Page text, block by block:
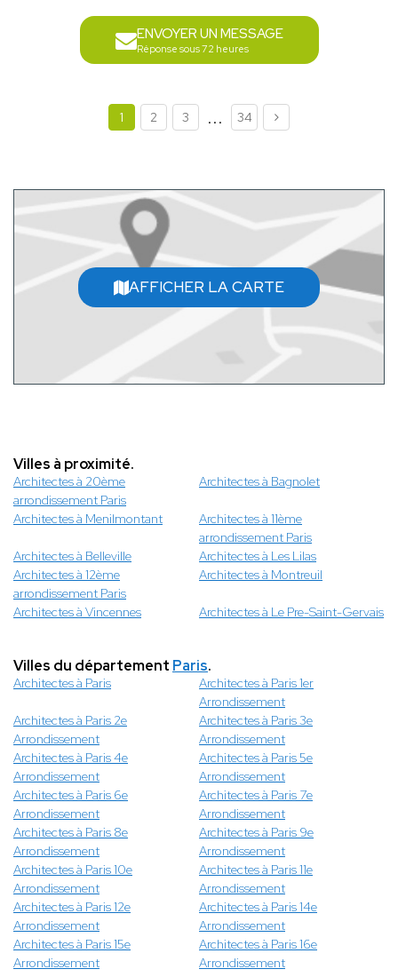
ENVOYER UN MESSAGE
Réponse sous 72 heures
1 2 3 ... 34
AFFICHER LA CARTE
Villes à proximité.
Architectes à 20ème
arrondissement Paris
Architectes à Bagnolet
Architectes à Menilmontant
Architectes à 11ème
arrondissement Paris
Architectes à Belleville
Architectes à Les Lilas
Architectes à 12ème
arrondissement Paris
Architectes à Montreuil
Architectes à Vincennes Architectes à Le Pre-Saint-Gervais
Villes du département Paris.
Architectes à Paris
Architectes à Paris 1er
Arrondissement
Architectes à Paris 2e
Arrondissement
Architectes à Paris 3e
Arrondissement
Architectes à Paris 4e
Arrondissement
Architectes à Paris 5e
Arrondissement
Architectes à Paris 6e
Arrondissement
Architectes à Paris 7e
Arrondissement
Architectes à Paris 8e
Arrondissement
Architectes à Paris 9e
Arrondissement
Architectes à Paris 10e
Arrondissement
Architectes à Paris 11e
Arrondissement
Architectes à Paris 12e
Arrondissement
Architectes à Paris 14e
Arrondissement
Architectes à Paris 15e
Arrondissement
Architectes à Paris 16e
Arrondissement